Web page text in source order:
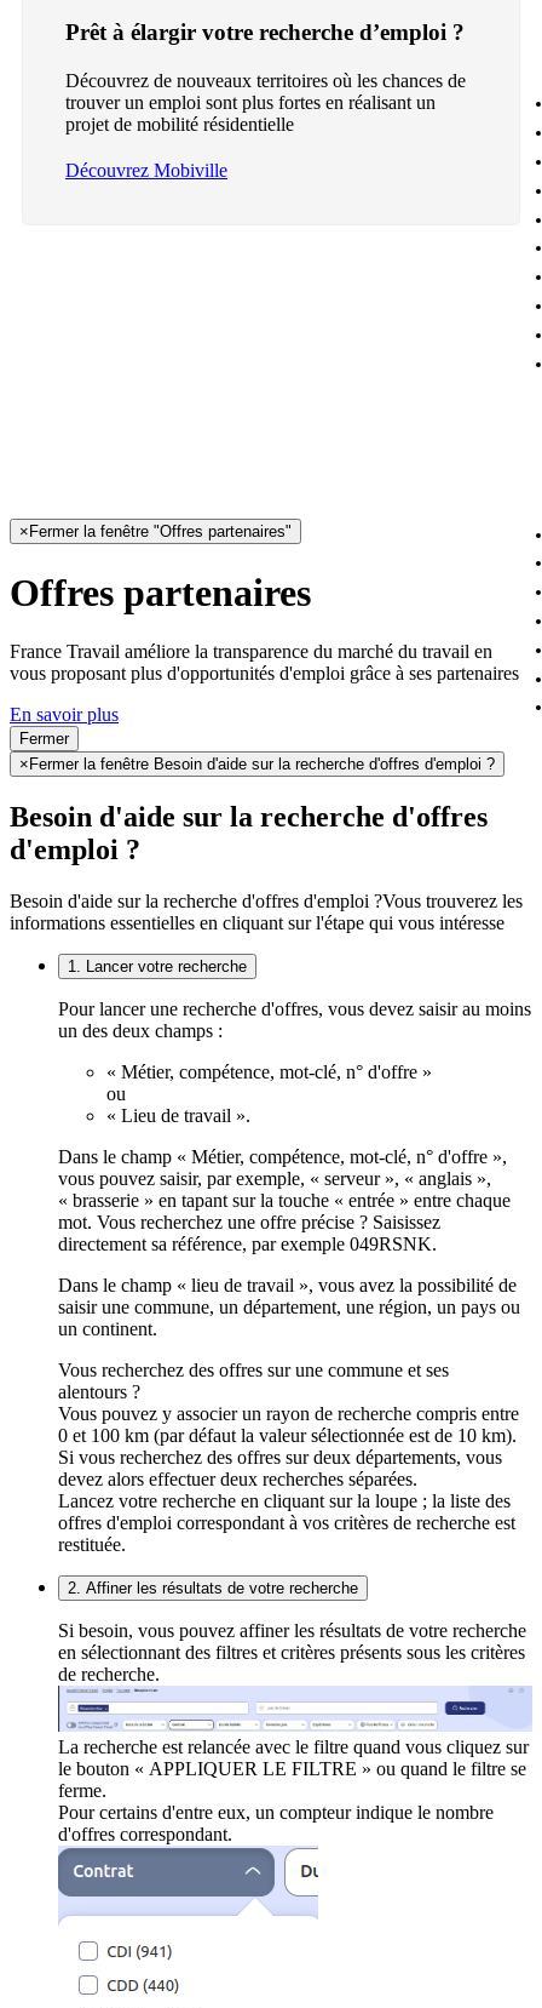
Prêt à élargir votre recherche d’emploi ?
Découvrez de nouveaux territoires où les chances de
trouver un emploi sont plus fortes en réalisant un
projet de mobilité résidentielle
Découvrez Mobiville
× Fermer la fenêtre "Offres partenaires"
Offres partenaires
France Travail améliore la transparence du marché du travail en
vous proposant plus d'opportunités d'emploi grâce à ses partenaires
En savoir plus
Fermer
× Fermer la fenêtre Besoin d'aide sur la recherche d'offres d'emploi ?
Besoin d'aide sur la recherche d'offres
d'emploi ?
Besoin d'aide sur la recherche d'offres d'emploi ?Vous trouverez les
informations essentielles en cliquant sur l'étape qui vous intéresse
1. Lancer votre recherche
Pour lancer une recherche d'offres, vous devez saisir au moins
un des deux champs :
« Métier, compétence, mot-clé, n° d'offre »
ou
« Lieu de travail ».
Dans le champ « Métier, compétence, mot-clé, n° d'offre »,
vous pouvez saisir, par exemple, « serveur », « anglais »,
« brasserie » en tapant sur la touche « entrée » entre chaque
mot. Vous recherchez une offre précise ? Saisissez
directement sa référence, par exemple 049RSNK.
Dans le champ « lieu de travail », vous avez la possibilité de
saisir une commune, un département, une région, un pays ou
un continent.
Vous recherchez des offres sur une commune et ses
alentours ?
Vous pouvez y associer un rayon de recherche compris entre
0 et 100 km (par défaut la valeur sélectionnée est de 10 km).
Si vous recherchez des offres sur deux départements, vous
devez alors effectuer deux recherches séparées.
Lancez votre recherche en cliquant sur la loupe ; la liste des
offres d'emploi correspondant à vos critères de recherche est
restituée.
2. Affiner les résultats de votre recherche
Si besoin, vous pouvez affiner les résultats de votre recherche
en sélectionnant des filtres et critères présents sous les critères
de recherche.
La recherche est relancée avec le filtre quand vous cliquez sur
le bouton « APPLIQUER LE FILTRE » ou quand le filtre se
ferme.
Pour certains d'entre eux, un compteur indique le nombre
d'offres correspondant.